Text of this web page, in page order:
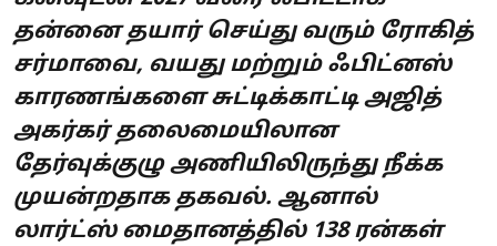
தன்னை தயார் செய்து வரும் ரோகித்
சர்மாவை, வயது மற்றும் ஃபிட்னஸ்
காரணங்களை சுட்டிக்காட்டி அஜித்
அகர்கர் தலைமையிலான
தேர்வுக்குழு அணியிலிருந்து நீக்க
முயன்றதாக தகவல். ஆனால்
லார்ட்ஸ் மைதானத்தில் 138 ரன்கள்